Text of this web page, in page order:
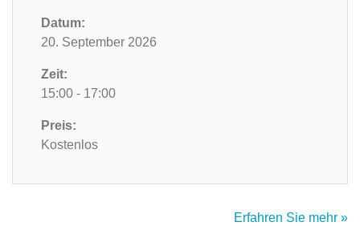
Datum:
20. September 2026
Zeit:
15:00 - 17:00
Preis:
Kostenlos
Erfahren Sie mehr »